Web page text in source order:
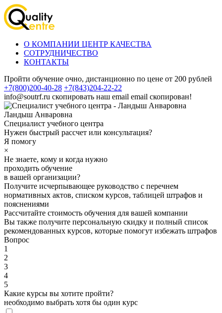
О КОМПАНИИ ЦЕНТР КАЧЕСТВА
СОТРУДНИЧЕСТВО
КОНТАКТЫ
Пройти обучение очно, дистанционно по цене от 200 рублей
+7(800)200-40-28 +7(843)204-22-22
info@soutrf.ru скопировать наш email email скопирован!
Ландыш Анваровна
Специалист учебного центра
Нужен быстрый рассчет или консультация?
Я помогу
×
Не знаете, кому и когда нужно
проходить обучение
в вашей организации?
Получите исчерпывающее руководство с перечнем
нормативных актов, списком курсов, таблицей штрафов и
пояснениями
Рассчитайте стоимость обучения для вашей компании
Вы также получите персональную скидку и полный список
рекомендованных курсов, которые помогут избежать штрафов
Вопрос
1
2
3
4
5
Какие курсы вы хотите пройти?
необходимо выбрать хотя бы один курс